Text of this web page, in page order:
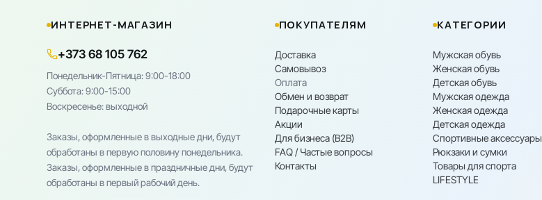
ИНТЕРНЕТ-МАГАЗИН
+373 68 105 762
Понедельник-Пятница: 9:00-18:00
Cуббота: 9:00-15:00
Воскресенье: выходной
Заказы, оформленные в выходные дни, будут
обработаны в первую половину понедельника.
Заказы, оформленные в праздничные дни, будут
обработаны в первый рабочий день.
ПОКУПАТЕЛЯМ
Доставка
Самовывоз
Оплата
Обмен и возврат
Подарочные карты
Акции
Для бизнеса (B2B)
FAQ / Частые вопросы
Контакты
КАТЕГОРИИ
Мужская обувь
Женская обувь
Детская обувь
Мужская одежда
Женская одежда
Детская одежда
Спортивные аксессуары
Рюкзаки и сумки
Товары для спорта
LIFESTYLE